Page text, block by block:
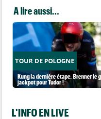
A lire aussi...
TOUR DE POLOGNE
Kung la dernière étape, Brenner le
jackpot pour Tudor !
L'INFO EN LIVE